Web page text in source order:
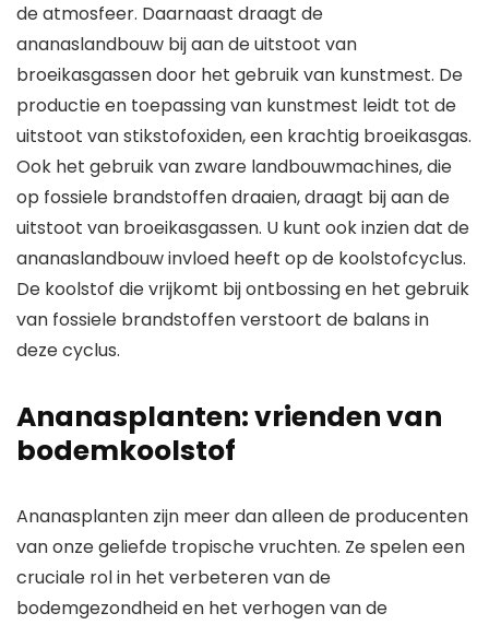
de atmosfeer. Daarnaast draagt de
ananaslandbouw bij aan de uitstoot van
broeikasgassen door het gebruik van kunstmest. De
productie en toepassing van kunstmest leidt tot de
uitstoot van stikstofoxiden, een krachtig broeikasgas.
Ook het gebruik van zware landbouwmachines, die
op fossiele brandstoffen draaien, draagt bij aan de
uitstoot van broeikasgassen. U kunt ook inzien dat de
ananaslandbouw invloed heeft op de koolstofcyclus.
De koolstof die vrijkomt bij ontbossing en het gebruik
van fossiele brandstoffen verstoort de balans in
deze cyclus.
Ananasplanten: vrienden van
bodemkoolstof
Ananasplanten zijn meer dan alleen de producenten
van onze geliefde tropische vruchten. Ze spelen een
cruciale rol in het verbeteren van de
bodemgezondheid en het verhogen van de